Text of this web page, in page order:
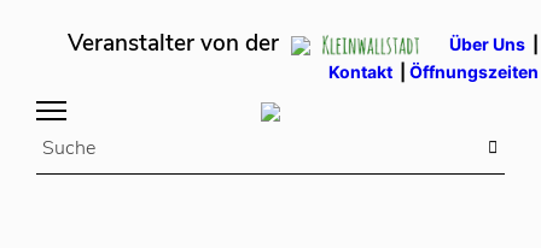
Veranstalter von der Über Uns|
Kontakt| Öffnungszeiten